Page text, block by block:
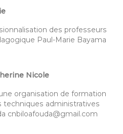
des professeurs
Paul-Marie Bayama
Nicole
organisation de formation
techniques administratives
cnbiloafouda@gmail.com